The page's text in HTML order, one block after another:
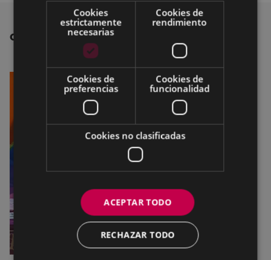
OTRAS NOTICIAS
Cookies
estrictamente
necesarias
Cookies de
rendimiento
Cookies de
preferencias
Cookies de
funcionalidad
Cookies no clasificadas
ACEPTAR TODO
RECHAZAR TODO